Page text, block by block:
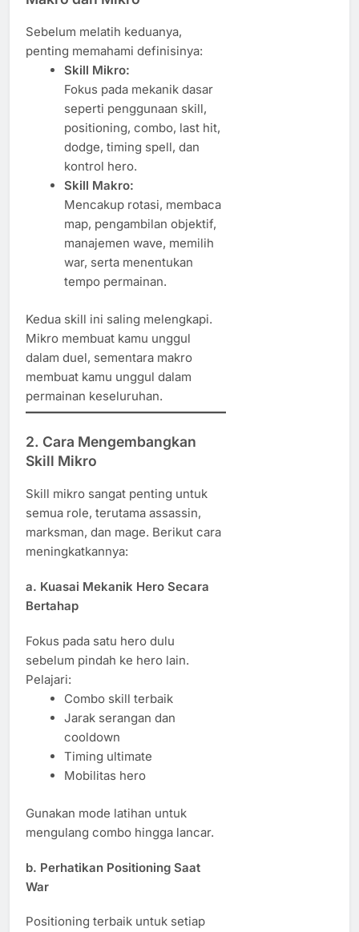
Sebelum melatih keduanya,
penting memahami definisinya:
Skill Mikro:
Fokus pada mekanik dasar
seperti penggunaan skill,
positioning, combo, last hit,
dodge, timing spell, dan
kontrol hero.
Skill Makro:
Mencakup rotasi, membaca
map, pengambilan objektif,
manajemen wave, memilih
war, serta menentukan
tempo permainan.
Kedua skill ini saling melengkapi.
Mikro membuat kamu unggul
dalam duel, sementara makro
membuat kamu unggul dalam
permainan keseluruhan.
2. Cara Mengembangkan
Skill Mikro
Skill mikro sangat penting untuk
semua role, terutama assassin,
marksman, dan mage. Berikut cara
meningkatkannya:
a. Kuasai Mekanik Hero Secara
Bertahap
Fokus pada satu hero dulu
sebelum pindah ke hero lain.
Pelajari:
Combo skill terbaik
Jarak serangan dan
cooldown
Timing ultimate
Mobilitas hero
Gunakan mode latihan untuk
mengulang combo hingga lancar.
b. Perhatikan Positioning Saat
War
Positioning terbaik untuk setiap